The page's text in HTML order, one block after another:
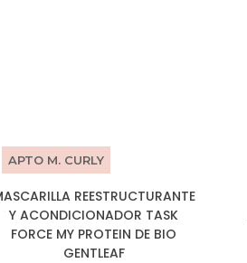
APTO M. CURLY
REESTRUCTURANTE
Y ACONDICIONADOR TASK
FORCE MY PROTEIN DE BIO
GENTLEAF